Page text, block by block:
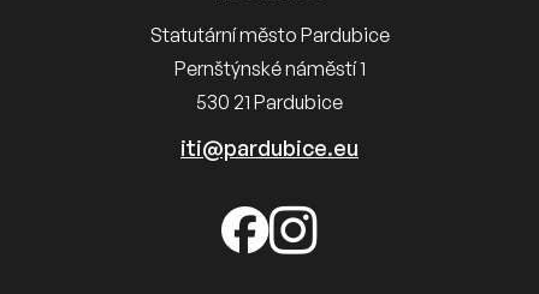
Statutární město Pardubice
Pernštýnské náměstí 1
530 21 Pardubice
iti@pardubice.eu